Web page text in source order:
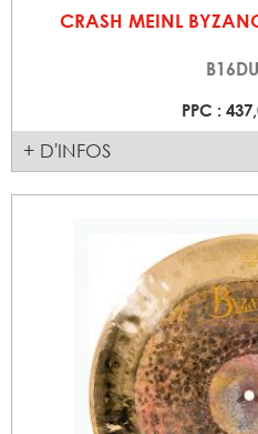
CRASH MEINL
PPC :
+ D'INFOS